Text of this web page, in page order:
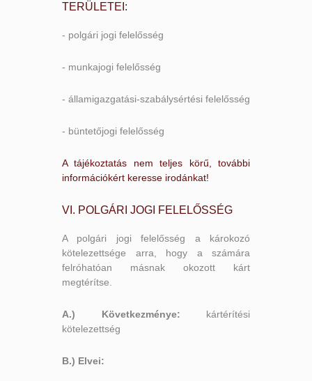
TERÜLETEI:
- polgári jogi felelősség
- munkajogi felelősség
- államigazgatási-szabálysértési felelősség
- büntetőjogi felelősség
A tájékoztatás nem teljes körű, további
információkért keresse irodánkat!
VI. POLGÁRI JOGI FELELŐSSÉG
A polgári jogi felelősség a károkozó
kötelezettsége arra, hogy a számára
felróhatóan másnak okozott kárt
megtérítse.
A.) Következménye: kártérítési
kötelezettség
B.) Elvei: